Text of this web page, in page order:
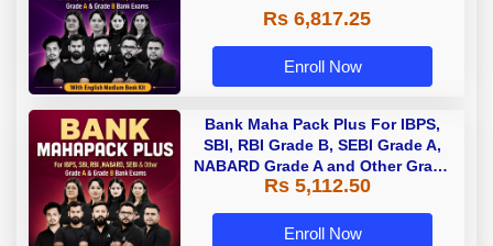
Rs 6,817.25
Enroll Now
Bank Maha Pack Plus For IBPS,
SBI, RBI Grade B, SEBI Grade A,
NABARD Grade A and Other Grade
A & Grade B Bank Exams
Rs 5,112.50
Enroll Now